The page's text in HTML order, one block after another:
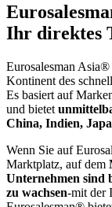
Ihr direktes
Eurosalesman
Kontinent des
Es basiert auf
und bietet
China, Indien,
Wenn Sie auf
Marktplatz, auf dem
Unternehmen sind
zu wachsen-mit der